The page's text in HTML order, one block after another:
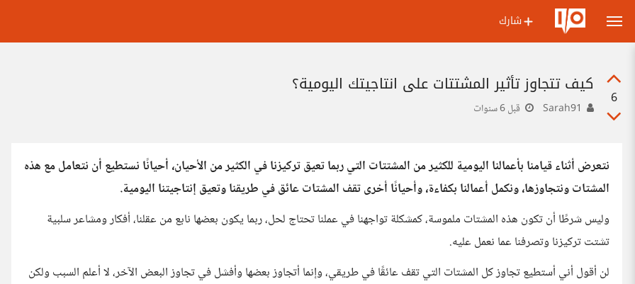
شارك
6
كيف تتجاوز تأثير المشتتات على انتاجيتك اليومية؟
قبل 6 سنوات
نتعرض أثناء قيامنا بأعمالنا اليومية للكثير من المشتتات التي ربما تعيق تركيزنا في الكثير من الأحيان، أحيانًا نستطيع أن نتعامل مع هذه
المشتات ونتجاوزها، ونكمل أعمالنا بكفاءة، وأحيانًا أخرى تقف المشتات عائق في طريقنا وتعيق إنتاجيتنا اليومية.
وليس شرطًا أن تكون هذه المشتات ملموسة، كمشكلة تواجهنا في عملنا تحتاج لحل، ربما يكون بعضها نابع من عقلنا، أفكار ومشاعر سلبية
تشتت تركيزنا وتصرفنا عما نعمل عليه.
لن أقول أني أستطيع تجاوز كل المشتات التي تقف عائقًا في طريقي، وإنما أتجاوز بعضها وأفشل في تجاوز البعض الآخر، لا أعلم السبب ولكن